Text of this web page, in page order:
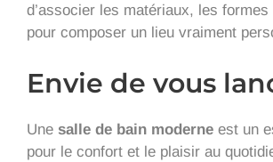
d’associer les matériaux, les
pour composer un lieu vraiment
Envie de vous
Une salle de bain moderne est un
pour le confort et le plaisir au